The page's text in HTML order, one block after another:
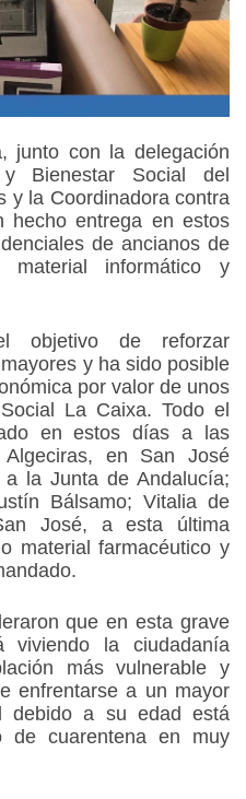
junto con la delegación
Bienestar Social del
y la Coordinadora contra
hecho entrega en estos
de ancianos de
informático y
objetivo de reforzar
y ha sido posible
por valor de unos
La Caixa. Todo el
en estos días a las
en San José
la Junta de Andalucía;
Bálsamo; Vitalia de
José, a esta última
material farmacéutico y
que en esta grave
viviendo la ciudadanía
más vulnerable y
enfrentarse a un mayor
debido a su edad está
de cuarentena en muy